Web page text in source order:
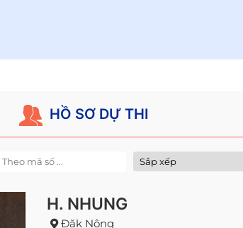
HỒ SƠ DỰ THI
H. NHUNG
Đăk Nông